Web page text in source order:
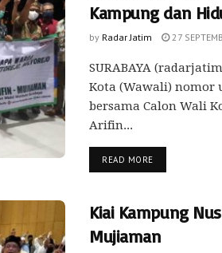
Kampung dan
by Radar Jatim 27
SURABAYA
Kota (Wawali) nomor
bersama Calon Wali
Arifin...
READ MORE
Kiai Kampung
Mujiaman